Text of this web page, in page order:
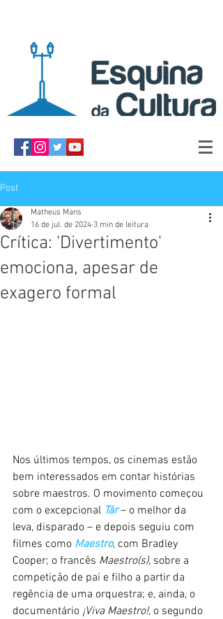
Post
Crítica: 'Divertimento'
emociona, apesar de
exagero formal
Matheus Mans
16 de jul. de 2024 3 min de leitura
Nos últimos tempos, os cinemas estão
bem interessados em contar histórias
sobre maestros. O movimento começou
com o excepcional Tár – o melhor da
leva, disparado – e depois seguiu com
filmes como Maestro, com Bradley
Cooper; o francês Maestro(s), sobre a
competição de pai e filho a partir da
regência de uma orquestra; e, ainda, o
documentário ¡Viva Maestro!, o segundo